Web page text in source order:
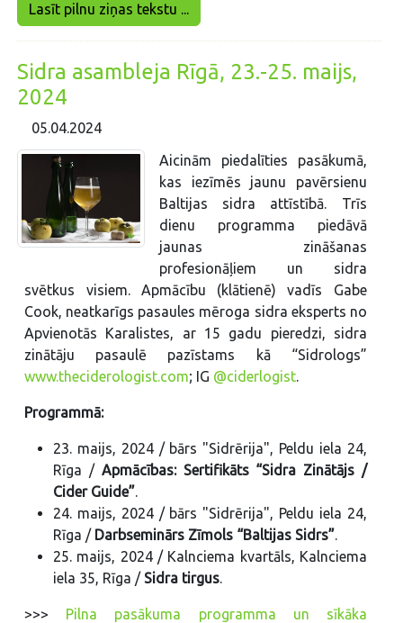
Lasīt pilnu ziņas tekstu ...
Sidra asambleja Rīgā, 23.-25. maijs,
2024
05.04.2024
Aicinām piedalīties pasākumā,
kas iezīmēs jaunu pavērsienu
Baltijas sidra attīstībā. Trīs
dienu programma piedāvā
jaunas zināšanas
profesionāļiem un sidra
svētkus visiem. Apmācību (klātienē) vadīs Gabe
Cook, neatkarīgs pasaules mēroga sidra eksperts no
Apvienotās Karalistes, ar 15 gadu pieredzi, sidra
zinātāju pasaulē pazīstams kā “Sidrologs”
www.theciderologist.com; IG @ciderlogist.
Programmā:
23. maijs, 2024 / bārs "Sidrērija", Peldu iela 24,
Rīga / Apmācības: Sertifikāts “Sidra Zinātājs /
Cider Guide”.
24. maijs, 2024 / bārs "Sidrērija", Peldu iela 24,
Rīga /Darbseminārs Zīmols “Baltijas Sidrs”.
25. maijs, 2024 / Kalnciema kvartāls, Kalnciema
iela 35, Rīga /Sidra tirgus.
>>> Pilna pasākuma programma un sīkāka